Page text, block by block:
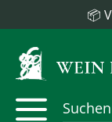
📦